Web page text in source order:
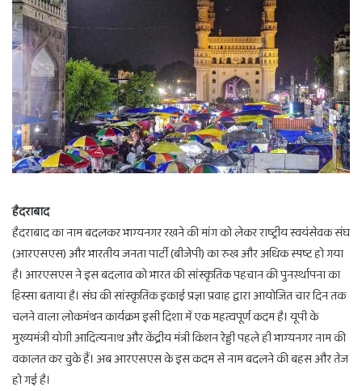
हैदराबाद
हैदराबाद का नाम बदलकर भाग्यनगर रखने की मांग को लेकर राष्ट्रीय स्वयंसेवक संघ
(आरएसएस) और भारतीय जनता पार्टी (बीजेपी) का रुख और अधिक स्पष्ट हो गया
है। आरएसएस ने इस बदलाव को भारत की सांस्कृतिक पहचान की पुनर्स्थापना का
हिस्सा बताया है। संघ की सांस्कृतिक इकाई प्रज्ञा प्रवाह द्वारा आयोजित चार दिन तक
चलने वाला लोकमंथन कार्यक्रम इसी दिशा में एक महत्वपूर्ण कदम है। यूपी के
मुख्यमंत्री योगी आदित्यनाथ और केंद्रीय मंत्री किशन रेड्डी पहले ही भाग्यनगर नाम की
वकालत कर चुके हैं। अब आरएसएस के इस कदम से नाम बदलने की बहस और तेज
हो गई है।